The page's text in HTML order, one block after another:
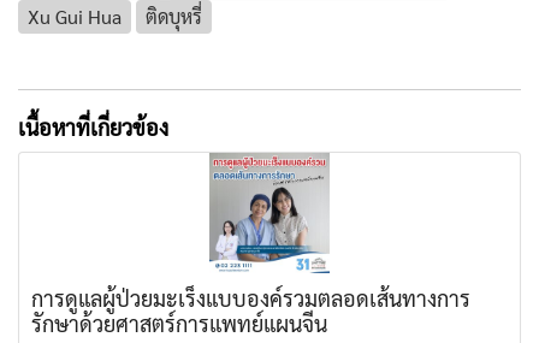
Xu Gui Hua
ติดบุหรี่
เนื้อหาที่เกี่ยวข้อง
การดูแลผู้ป่วยมะเร็งแบบองค์รวมตลอดเส้นทางการ
รักษาด้วยศาสตร์การแพทย์แผนจีน